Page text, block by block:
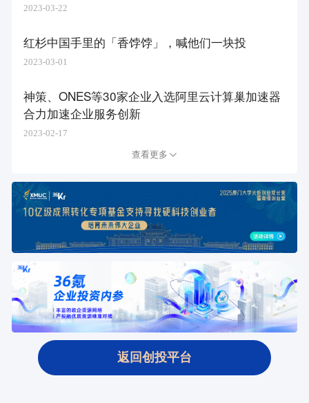
2023-03-22
红杉中国手里的「香饽饽」，喊他们一块投
2023-03-01
神策、ONES等30家企业入选阿里云计算巢加速器
合力加速企业服务创新
2023-02-17
查看更多
返回创投平台